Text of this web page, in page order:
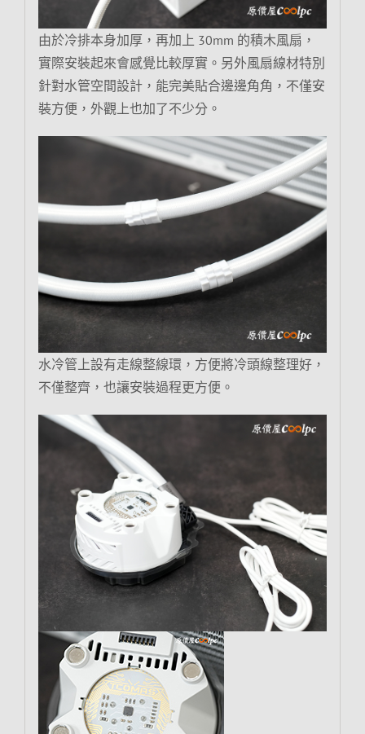
由於冷排本身加厚，再加上 30mm 的積木風扇，
實際安裝起來會感覺比較厚實。另外風扇線材特別
針對水管空間設計，能完美貼合邊邊角角，不僅安
裝方便，外觀上也加了不少分。
水冷管上設有走線整線環，方便將冷頭線整理好，
不僅整齊，也讓安裝過程更方便。